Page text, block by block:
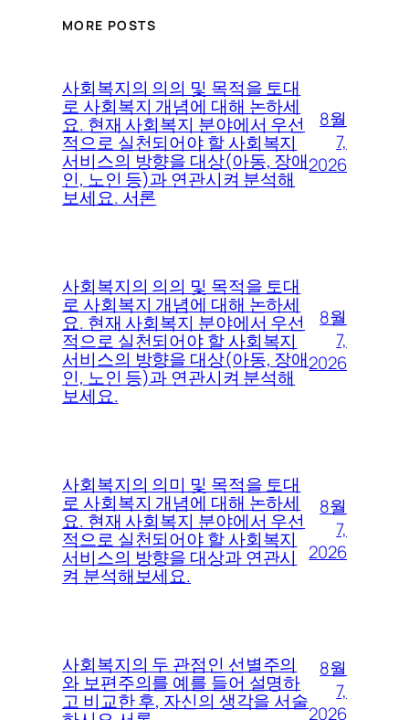
MORE POSTS
사회복지의 의의 및 목적을 토대
로 사회복지 개념에 대해 논하세
요. 현재 사회복지 분야에서 우선
적으로 실천되어야 할 사회복지
서비스의 방향을 대상(아동, 장애
인, 노인 등)과 연관시켜 분석해
보세요. 서론
8월
7,
2026
사회복지의 의의 및 목적을 토대
로 사회복지 개념에 대해 논하세
요. 현재 사회복지 분야에서 우선
적으로 실천되어야 할 사회복지
서비스의 방향을 대상(아동, 장애
인, 노인 등)과 연관시켜 분석해
보세요.
8월
7,
2026
사회복지의 의미 및 목적을 토대
로 사회복지 개념에 대해 논하세
요. 현재 사회복지 분야에서 우선
적으로 실천되어야 할 사회복지
서비스의 방향을 대상과 연관시
켜 분석해보세요.
8월
7,
2026
사회복지의 두 관점인 선별주의
와 보편주의를 예를 들어 설명하
고 비교한 후, 자신의 생각을 서술
8월
7,
2026